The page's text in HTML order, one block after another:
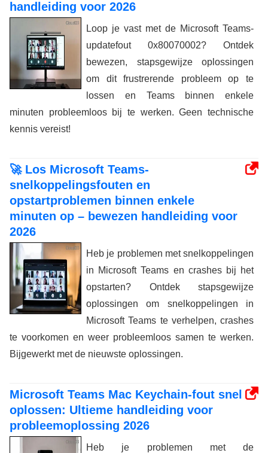
handleiding voor 2026
Loop je vast met de Microsoft Teams-
updatefout 0x80070002? Ontdek
bewezen, stapsgewijze oplossingen
om dit frustrerende probleem op te
lossen en Teams binnen enkele
minuten probleemloos bij te werken. Geen technische
kennis vereist!
🚀 Los Microsoft Teams-
snelkoppelingsfouten en
opstartproblemen binnen enkele
minuten op – bewezen handleiding voor
2026
Heb je problemen met snelkoppelingen
in Microsoft Teams en crashes bij het
opstarten? Ontdek stapsgewijze
oplossingen om snelkoppelingen in
Microsoft Teams te verhelpen, crashes
te voorkomen en weer probleemloos samen te werken.
Bijgewerkt met de nieuwste oplossingen.
Microsoft Teams Mac Keychain-fout snel
oplossen: Ultieme handleiding voor
probleemoplossing 2026
Heb je problemen met de